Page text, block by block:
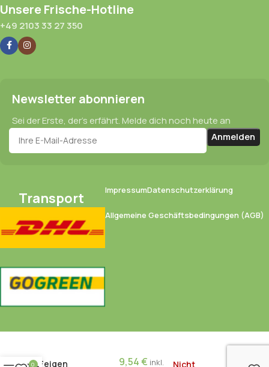
Unsere Frische-Hotline
+49 2103 33 27 350
Newsletter abonnieren
Sei der Erste, der’s erfährt. Melde dich noch heute an
Transport ImpressumDatenschutzerklärung
Allgemeine Geschäftsbedingungen (AGB)
Feigen 9,54€ inkl. Nicht
0